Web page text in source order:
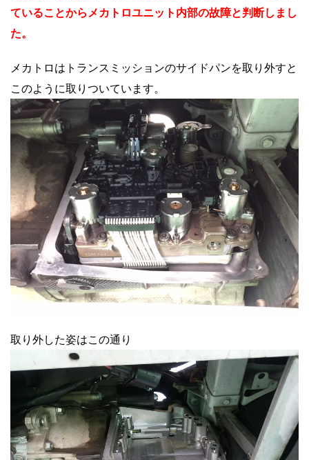
ていることからメカトロユニット内部の故障と判断しまし
た。
メカトロはトランスミッションのサイドパンを取り外すと
このように取りついています。
取り外した姿はこの通り